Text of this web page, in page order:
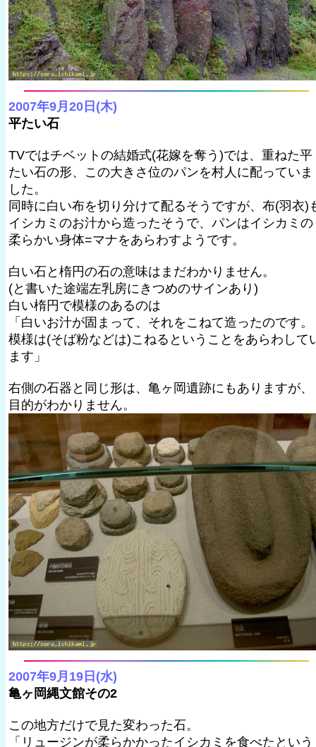
2007年9月20日(木)
平たい石
TVではチベットの結婚式(花嫁を奪う)では、重ねた平
たい石の形、この大きさ位のパンを村人に配っていま
した。
同時に白い布を切り分けて配るそうですが、布(羽衣)
イシカミのお汁から造ったそうで、パンはイシカミの
柔らかい身体=マナをあらわすようです。
白い石と楕円の石の意味はまだわかりません。
(と書いた途端左乳房にきつめのサインあり)
白い楕円で模様のあるのは
「白いお汁が固まって、それをこねて造ったのです。
模様は(そば粉などは)こねるということをあらわして
ます」
右側の石器と同じ形は、亀ヶ岡遺跡にもありますが、
目的がわかりません。
2007年9月19日(水)
亀ヶ岡縄文館その2
この地方だけで見た変わった石。
「リュージンが柔らかかったイシカミを食べたという